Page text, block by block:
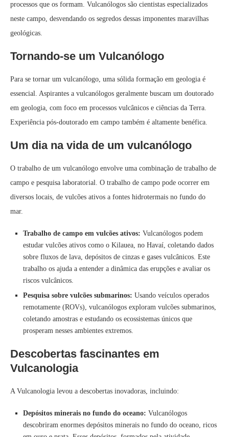
processos que os formam. Vulcanólogos são cientistas especializados
neste campo, desvendando os segredos dessas imponentes maravilhas
geológicas.
Tornando-se um Vulcanólogo
Para se tornar um vulcanólogo, uma sólida formação em geologia é
essencial. Aspirantes a vulcanólogos geralmente buscam um doutorado
em geologia, com foco em processos vulcânicos e ciências da Terra.
Experiência pós-doutorado em campo também é altamente benéfica.
Um dia na vida de um vulcanólogo
O trabalho de um vulcanólogo envolve uma combinação de trabalho de
campo e pesquisa laboratorial. O trabalho de campo pode ocorrer em
diversos locais, de vulcões ativos a fontes hidrotermais no fundo do
mar.
Trabalho de campo em vulcões ativos: Vulcanólogos podem
estudar vulcões ativos como o Kilauea, no Havaí, coletando dados
sobre fluxos de lava, depósitos de cinzas e gases vulcânicos. Este
trabalho os ajuda a entender a dinâmica das erupções e avaliar os
riscos vulcânicos.
Pesquisa sobre vulcões submarinos: Usando veículos operados
remotamente (ROVs), vulcanólogos exploram vulcões submarinos,
coletando amostras e estudando os ecossistemas únicos que
prosperam nesses ambientes extremos.
Descobertas fascinantes em
Vulcanologia
A Vulcanologia levou a descobertas inovadoras, incluindo:
Depósitos minerais no fundo do oceano: Vulcanólogos
descobriram enormes depósitos minerais no fundo do oceano, ricos